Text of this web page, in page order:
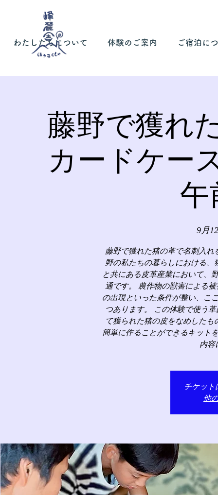
わたしたちについて 体験のご案内 ご宿泊に
藤野で獲れ
カードケー
午
9月
藤野で獲れた猪の革で名刺入
野の私たちの暮らしにおける
と共にある皮革産業において、
通です。 農作物の獣害による
の出現といった条件が整い、こ
つあります。 この体験で使う
て獲られた猪の皮をなめした
簡単に作ることができるキット
内容
チケット
他